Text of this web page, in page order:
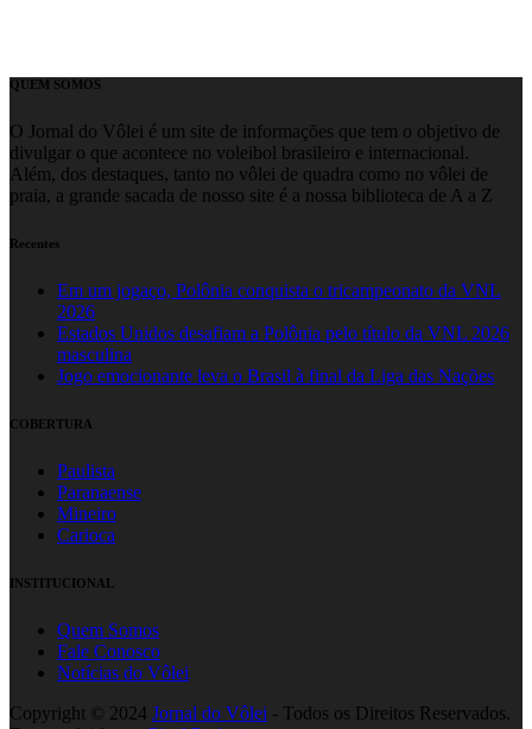
QUEM SOMOS
O Jornal do Vôlei é um site de informações que tem o objetivo de
divulgar o que acontece no voleibol brasileiro e internacional.
Além, dos destaques, tanto no vôlei de quadra como no vôlei de
praia, a grande sacada de nosso site é a nossa biblioteca de A a Z
Recentes
Em um jogaço, Polônia conquista o tricampeonato da VNL
2026
Estados Unidos desafiam a Polônia pelo título da VNL 2026
masculina
Jogo emocionante leva o Brasil à final da Liga das Nações
COBERTURA
Paulista
Paranaense
Mineiro
Carioca
INSTITUCIONAL
Quem Somos
Fale Conosco
Notícias do Vôlei
Copyright © 2024 Jornal do Vôlei - Todos os Direitos Reservados.